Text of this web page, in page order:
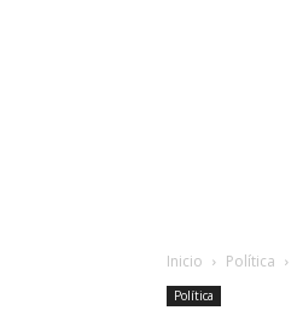
Inicio Política
Política